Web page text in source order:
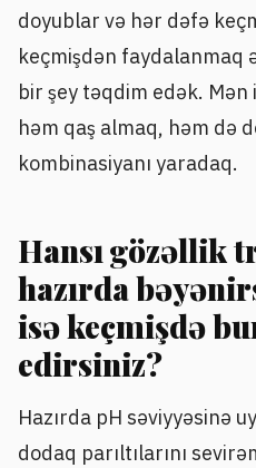
doyublar və hər dəfə
keçmişdən faydalanmaq
bir şey təqdim edək.
həm qaş almaq, həm də
kombinasiyanı yaradaq.
Hansı gözəllik
hazırda
isə keçmişdə
edirsiniz?
Hazırda pH səviyyəsinə
dodaq parıltılarını